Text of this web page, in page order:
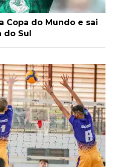
Copa do Mundo e sai
do Sul